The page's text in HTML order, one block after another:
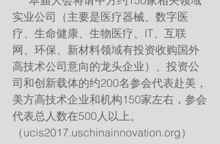
实业公司（主要是医疗器械、数字医
疗、生命健康、生物医疗、IT、互联
网、环保、新材料领域有投资收购国外
高技术公司意向的龙头企业）、投资公
司和创新载体的约200名参会代表赴美，
美方高技术企业和机构150家左右，参会
代表总人数在500人以上。
（ucis2017.uschinainnovation.org）